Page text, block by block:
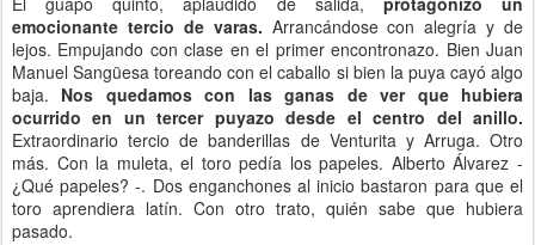
emocionante tercio de varas. Arrancándose con alegría y de
lejos. Empujando con clase en el primer encontronazo. Bien Juan
Manuel Sangüesa toreando con el caballo si bien la puya cayó algo
baja. Nos quedamos con las ganas de ver que hubiera
ocurrido en un tercer puyazo desde el centro del anillo.
Extraordinario tercio de banderillas de Venturita y Arruga. Otro
más. Con la muleta, el toro pedía los papeles. Alberto Álvarez -
¿Qué papeles? -. Dos enganchones al inicio bastaron para que el
toro aprendiera latín. Con otro trato, quién sabe que hubiera
pasado.